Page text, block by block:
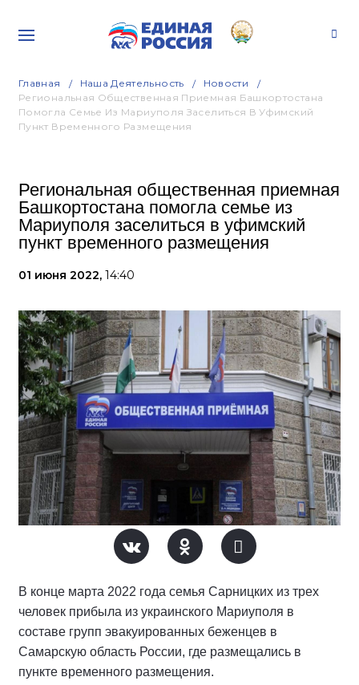
Главная Наша Деятельность
Новости
Региональная Общественная Приемная Башкортостана
Помогла Семье Из Мариуполя Заселиться В Уфимский
Пункт Временного Размещения
Региональная общественная приемная
Башкортостана помогла семье из
Мариуполя заселиться в уфимский
пункт временного размещения
01 июня 2022, 14:40
В конце марта 2022 года семья Сарницких из трех
человек прибыла из украинского Мариуполя в
составе групп эвакуированных беженцев в
Самарскую область России, где размещались в
пункте временного размещения.